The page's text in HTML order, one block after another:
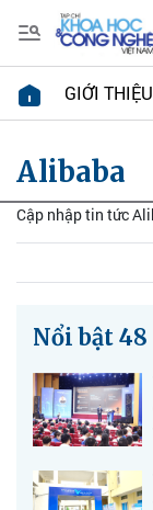
GIỚI THIỆU
Alibaba
Cập nhập tin tức
Nổi bật